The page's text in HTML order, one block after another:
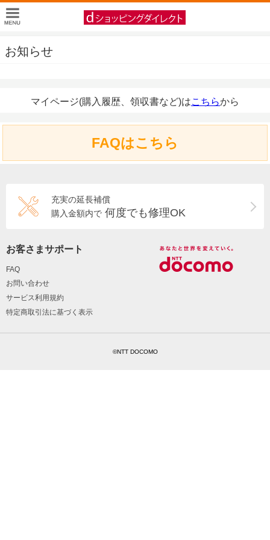
お知らせ
マイページ(購入履歴、領収書など)はこちらから
FAQはこちら
充実の延長補償
購入金額内で 何度でも修理OK
お客さまサポート
FAQ
お問い合わせ
サービス利用規約
特定商取引法に基づく表示
©NTT DOCOMO